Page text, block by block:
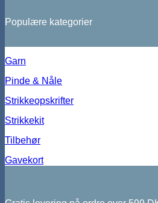
Populære kategorier
Garn
Pinde & Nåle
Strikkeopskrifter
Strikkekit
Tilbehør
Gavekort